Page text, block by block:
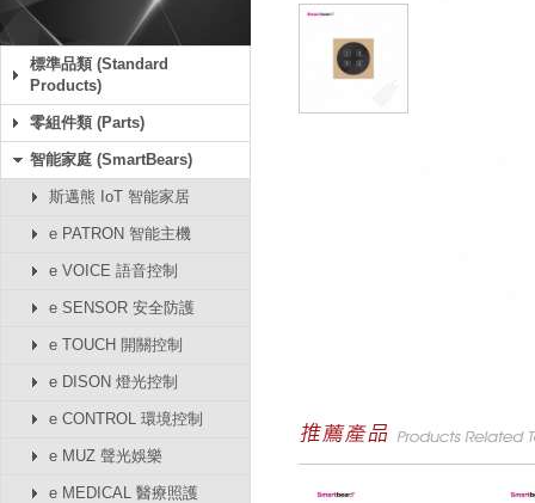
標準品類 (Standard
Products)
零組件類 (Parts)
智能家庭 (SmartBears)
斯邁熊 IoT 智能家居
e PATRON 智能主機
e VOICE 語音控制
e SENSOR 安全防護
e TOUCH 開關控制
e DISON 燈光控制
e CONTROL 環境控制
e MUZ 聲光娛樂
e MEDICAL 醫療照護